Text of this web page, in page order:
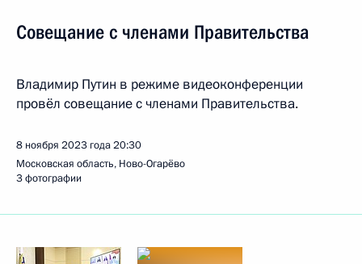
Совещание с членами Правительства
Владимир Путин в режиме видеоконференции
провёл совещание с членами Правительства.
8 ноября 2023 года20:30
Московская область, Ново-Огарёво
3 фотографии